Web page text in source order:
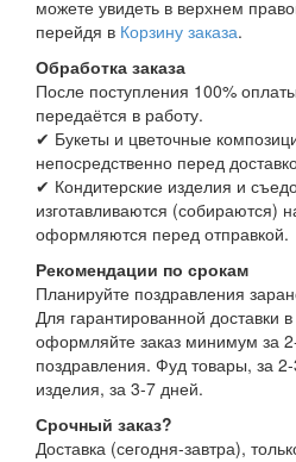
можете увидеть в верхнем
перейдя в Корзину заказа.
Обработка заказа
После поступления 100%
передаётся в работу.
✔ Букеты и цветочные
непосредственно перед
✔ Кондитерские изделия и
изготавливаются (собираются)
оформляются перед отправкой.
Рекомендации по срокам
Планируйте поздравления
Для гарантированной доставки
оформляйте заказ минимум за
поздравления. Фуд товары, за
изделия, за 3-7 дней.
Срочный заказ?
Доставка (сегодня-завтра),